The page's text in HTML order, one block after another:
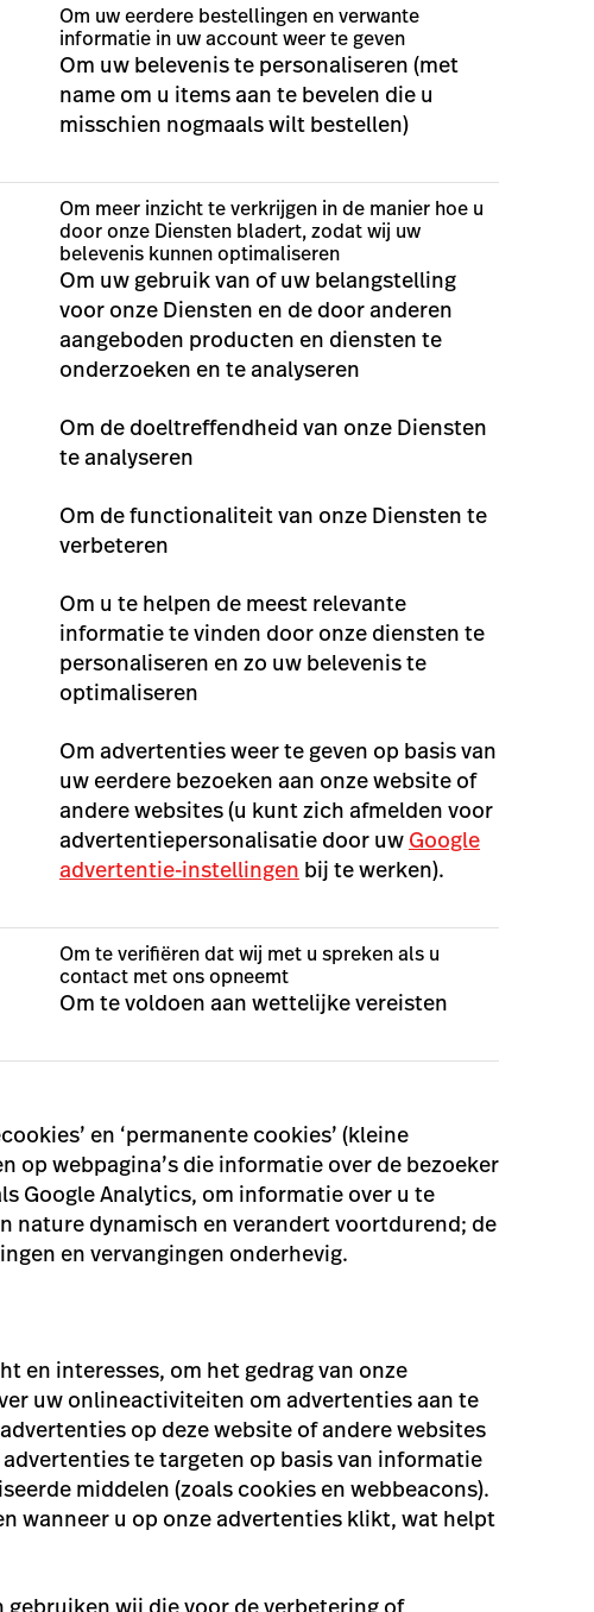
Om uw eerdere bestellingen en verwante
informatie in uw account weer te geven
Om uw belevenis te personaliseren (met
name om u items aan te bevelen die u
misschien nogmaals wilt bestellen)
Om meer inzicht te verkrijgen in de manier hoe u
door onze Diensten bladert, zodat wij uw
belevenis kunnen optimaliseren
Om uw gebruik van of uw belangstelling
voor onze Diensten en de door anderen
aangeboden producten en diensten te
onderzoeken en te analyseren
Om de doeltreffendheid van onze Diensten
te analyseren
Om de functionaliteit van onze Diensten te
verbeteren
Om u te helpen de meest relevante
informatie te vinden door onze diensten te
personaliseren en zo uw belevenis te
optimaliseren
Om advertenties weer te geven op basis van
uw eerdere bezoeken aan onze website of
andere websites (u kunt zich afmelden voor
advertentiepersonalisatie door uw Google
advertentie-instellingen bij te werken).
Om te verifiëren dat wij met u spreken als u
contact met ons opneemt
Om te voldoen aan wettelijke vereisten
en ‘permanente cookies’ (kleine
op webpagina’s die informatie over de bezoeker
Google Analytics, om informatie over u te
nature dynamisch en verandert voortdurend; de
en vervangingen onderhevig.
en interesses, om het gedrag van onze
uw onlineactiviteiten om advertenties aan te
op deze website of andere websites
te targeten op basis van informatie
middelen (zoals cookies en webbeacons).
wanneer u op onze advertenties klikt, wat helpt
gebruiken wij die voor de verbetering of